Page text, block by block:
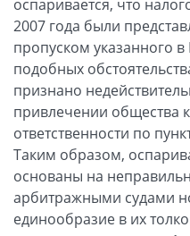
оспаривается, что
2007 года были
пропуском указанного
подобных
признано
привлечении общества
ответственности по
Таким образом,
основаны на
арбитражными судами
единообразие в их